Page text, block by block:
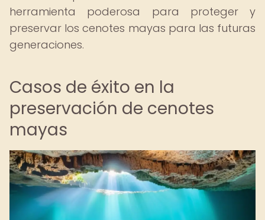
herramienta poderosa para proteger y
preservar los cenotes mayas para las futuras
generaciones.
Casos de éxito en la
preservación de cenotes
mayas